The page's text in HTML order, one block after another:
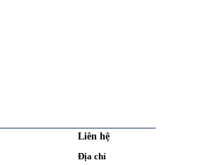
Liên hệ
Địa chỉ